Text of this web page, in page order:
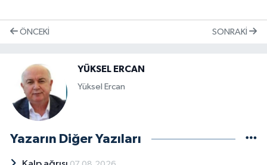
ÖNCEKI SONRAKI
YÜKSEL ERCAN
Yüksel Ercan
Yazarın Diğer Yazıları